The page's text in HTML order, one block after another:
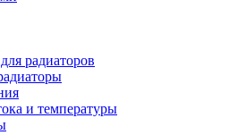
радиаторов
и температуры